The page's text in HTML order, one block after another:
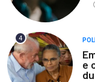
4
e